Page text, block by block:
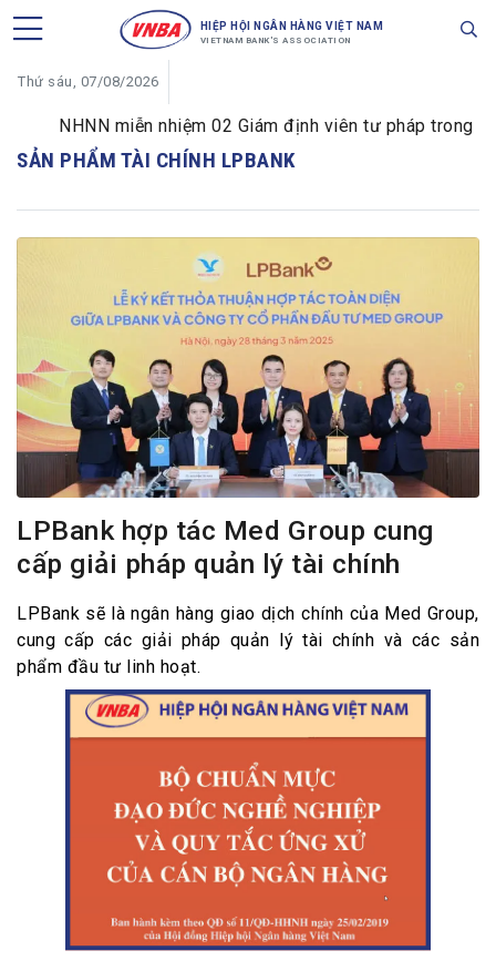
HIỆP HỘI NGÂN HÀNG VIỆT NAM
VIETNAM BANK'S ASSOCIATION
Thứ sáu, 07/08/2026
NHNN miễn nhiệm 02 Giám định viên tư pháp trong
SẢN PHẨM TÀI CHÍNH LPBANK
LPBank hợp tác Med Group cung
cấp giải pháp quản lý tài chính
LPBank sẽ là ngân hàng giao dịch chính của Med Group,
cung cấp các giải pháp quản lý tài chính và các sản
phẩm đầu tư linh hoạt.